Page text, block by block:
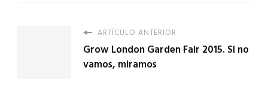
ARTÍCULO ANTERIOR
Grow London Garden Fair 2015. Si no
vamos, miramos